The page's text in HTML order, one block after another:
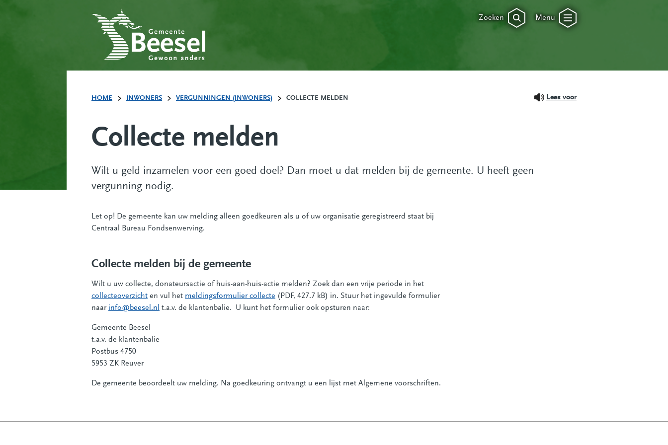
Zoeken Menu
HOME INWONERS VERGUNNINGEN (INWONERS) COLLECTE MELDEN Lees voor
Collecte melden
Wilt u geld inzamelen voor een goed doel? Dan moet u dat melden bij de gemeente. U heeft geen
vergunning nodig.
Let op! De gemeente kan uw melding alleen goedkeuren als u of uw organisatie geregistreerd staat bij
Centraal Bureau Fondsenwerving.
Collecte melden bij de gemeente
Wilt u uw collecte, donateursactie of huis-aan-huis-actie melden? Zoek dan een vrije periode in het
collecteoverzicht en vul het meldingsformulier collecte (PDF, 427.7 kB) in. Stuur het ingevulde formulier
naar info@beesel.nl t.a.v. de klantenbalie. U kunt het formulier ook opsturen naar:
Gemeente Beesel
t.a.v. de klantenbalie
Postbus 4750
5953 ZK Reuver
De gemeente beoordeelt uw melding. Na goedkeuring ontvangt u een lijst met Algemene voorschriften.